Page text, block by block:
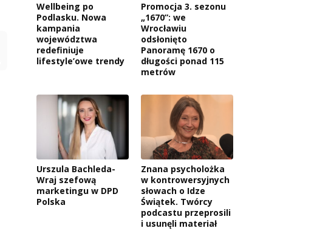
Wellbeing po
Podlasku. Nowa
kampania
województwa
redefiniuje
lifestyle’owe trendy
Promocja 3. sezonu
„1670”: we
Wrocławiu
odsłonięto
Panoramę 1670 o
długości ponad 115
metrów
Urszula Bachleda-
Wraj szefową
marketingu w DPD
Polska
Znana psycholożka
w kontrowersyjnych
słowach o Idze
Świątek. Twórcy
podcastu przeprosili
i usunęli materiał